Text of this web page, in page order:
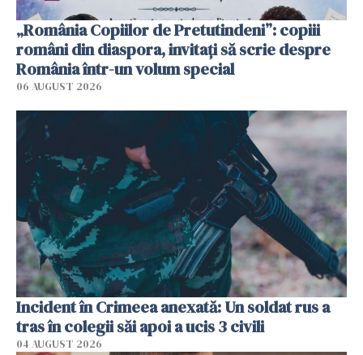
„România Copiilor de Pretutindeni”: copiii
români din diaspora, invitați să scrie despre
România într-un volum special
06 AUGUST 2026
Incident în Crimeea anexată: Un soldat rus a
tras în colegii săi apoi a ucis 3 civili
04 AUGUST 2026